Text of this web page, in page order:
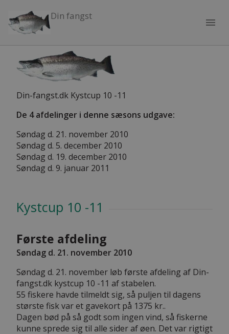
Din fangst
menu
Din-fangst.dk Kystcup 10 -11
De 4 afdelinger i denne sæsons udgave:
Søndag d. 21. november 2010
Søndag d. 5. december 2010
Søndag d. 19. december 2010
Søndag d. 9. januar 2011
Kystcup 10 -11
Første afdeling
Søndag d. 21. november 2010
Søndag d. 21. november løb første afdeling af Din-
fangst.dk kystcup 10 -11 af stabelen.
55 fiskere havde tilmeldt sig, så puljen til dagens
største fisk var et gavekort på 1375 kr..
Dagen bød på så godt som ingen vind, så fiskerne
kunne sprede sig til alle sider af øen. Det var rigtigt